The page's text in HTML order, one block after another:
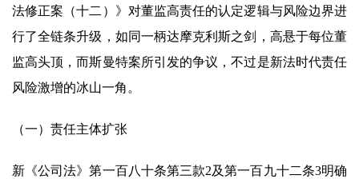
法修正案（十二）》对董监高责任的认定逻辑与风险边界进
行了全链条升级，如同一柄达摩克利斯之剑，高悬于每位董
监高头顶，而斯曼特案所引发的争议，不过是新法时代责任
风险激增的冰山一角。
（一）责任主体扩张
新《公司法》第一百八十条第三款2及第一百九十二条3明确